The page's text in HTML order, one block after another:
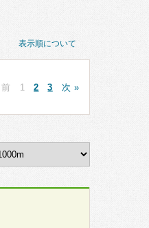
表示順について
1 2 3 次 »